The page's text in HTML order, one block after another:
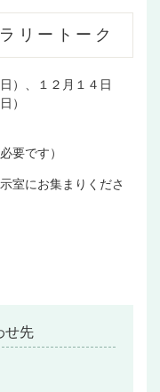
リートーク
）、１２月１４日
）
要です）
室にお集まりくださ
せ先